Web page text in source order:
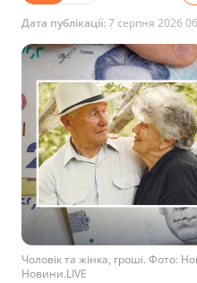
Дата публікації:7 серпня 2026
Чоловік та жінка, гроші. Фото:
Новини.LIVE